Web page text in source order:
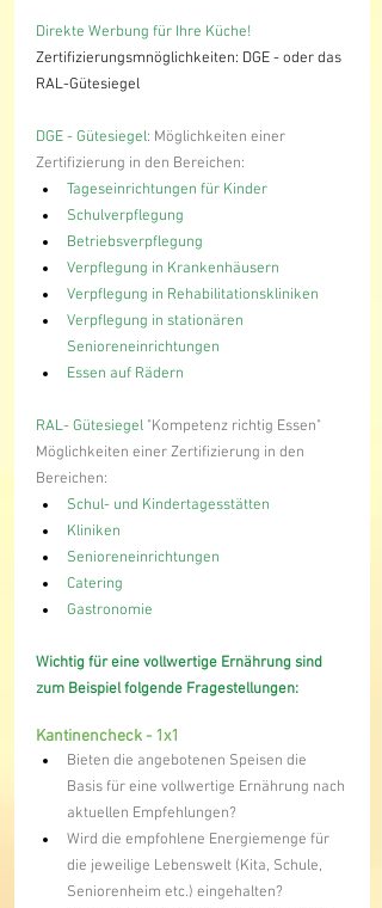
Direkte Werbung für Ihre Küche!
Zertifizierungsmnöglichkeiten: DGE - oder das
RAL-Gütesiegel
DGE - Gütesiegel: Möglichkeiten einer
Zertifizierung in den Bereichen:
Tageseinrichtungen für Kinder
Schulverpflegung
Betriebsverpflegung
Verpflegung in Krankenhäusern
Verpflegung in Rehabilitationskliniken
Verpflegung in stationären
Senioreneinrichtungen
Essen auf Rädern
RAL- Gütesiegel "Kompetenz richtig Essen"
Möglichkeiten einer Zertifizierung in den
Bereichen:
Schul- und Kindertagesstätten
Kliniken
Senioreneinrichtungen
Catering
Gastronomie
Wichtig für eine vollwertige Ernährung sind
zum Beispiel folgende Fragestellungen:
Kantinencheck - 1x1
Bieten die angebotenen Speisen die
Basis für eine vollwertige Ernährung nach
aktuellen Empfehlungen?
Wird die empfohlene Energiemenge für
die jeweilige Lebenswelt (Kita, Schule,
Seniorenheim etc.) eingehalten?